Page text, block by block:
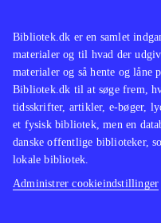
Bibliotek.dk er en samlet
materialer og til hvad der
materialer og så hente og låne
Bibliotek.dk til at søge frem,
tidsskrifter, artikler, e-bøger,
et fysisk bibliotek, men en
danske offentlige biblioteker,
lokale bibliotek.
Administrer cookieindstillinger